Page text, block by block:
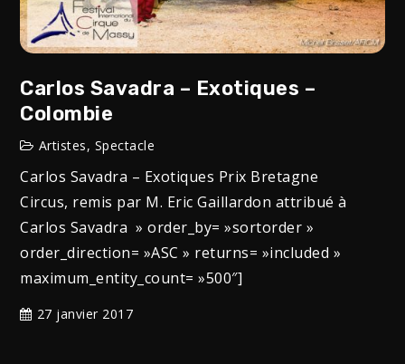
Carlos Savadra – Exotiques –
Colombie
Artistes, Spectacle
Carlos Savadra – Exotiques Prix Bretagne
Circus, remis par M. Eric Gaillardon attribué à
Carlos Savadra » order_by= »sortorder »
order_direction= »ASC » returns= »included »
maximum_entity_count= »500″]
27 janvier 2017